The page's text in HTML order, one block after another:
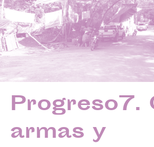
Progreso7.
armas y